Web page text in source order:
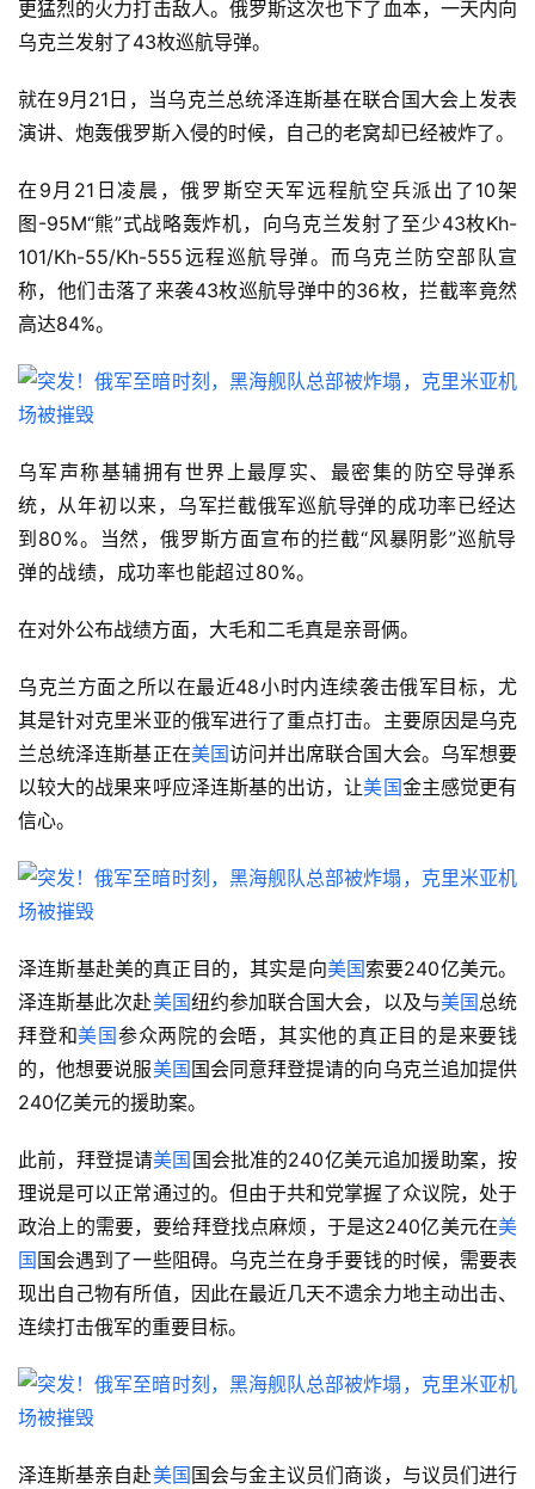
更猛烈的火力打击敌人。俄罗斯这次也下了血本，一天内向
乌克兰发射了43枚巡航导弹。
就在9月21日，当乌克兰总统泽连斯基在联合国大会上发表
演讲、炮轰俄罗斯入侵的时候，自己的老窝却已经被炸了。
在9月21日凌晨，俄罗斯空天军远程航空兵派出了10架
图-95M“熊”式战略轰炸机，向乌克兰发射了至少43枚Kh-
101/Kh-55/Kh-555远程巡航导弹。而乌克兰防空部队宣
称，他们击落了来袭43枚巡航导弹中的36枚，拦截率竟然
高达84%。
乌军声称基辅拥有世界上最厚实、最密集的防空导弹系
统，从年初以来，乌军拦截俄军巡航导弹的成功率已经达
到80%。当然，俄罗斯方面宣布的拦截“风暴阴影”巡航导
弹的战绩，成功率也能超过80%。
在对外公布战绩方面，大毛和二毛真是亲哥俩。
乌克兰方面之所以在最近48小时内连续袭击俄军目标，尤
其是针对克里米亚的俄军进行了重点打击。主要原因是乌克
兰总统泽连斯基正在美国访问并出席联合国大会。乌军想要
以较大的战果来呼应泽连斯基的出访，让美国金主感觉更有
信心。
泽连斯基赴美的真正目的，其实是向美国索要240亿美元。
泽连斯基此次赴美国纽约参加联合国大会，以及与美国总统
拜登和美国参众两院的会晤，其实他的真正目的是来要钱
的，他想要说服美国 国会同意拜登提请的向乌克兰追加提供
240亿美元的援助案。
此前，拜登提请美国 国会批准的240亿美元追加援助案，按
理说是可以正常通过的。但由于共和党掌握了众议院，处于
政治上的需要，要给拜登找点麻烦，于是这240亿美元在美
国 国会遇到了一些阻碍。乌克兰在身手要钱的时候，需要表
现出自己物有所值，因此在最近几天不遗余力地主动出击、
连续打击俄军的重要目标。
泽连斯基亲自赴美国 国会与金主议员们商谈，与议员们进行